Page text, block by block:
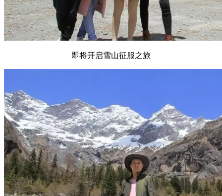
即将开启雪山征服之旅